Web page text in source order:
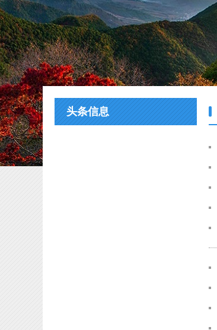
头条信息